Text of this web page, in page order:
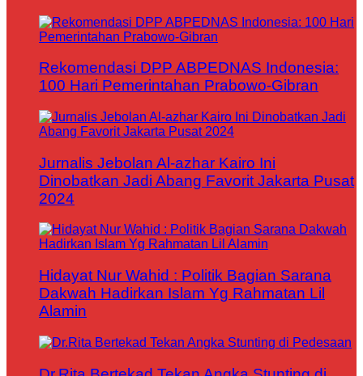
Rekomendasi DPP ABPEDNAS Indonesia:
100 Hari Pemerintahan Prabowo-Gibran
Jurnalis Jebolan Al-azhar Kairo Ini
Dinobatkan Jadi Abang Favorit Jakarta Pusat
2024
Hidayat Nur Wahid : Politik Bagian Sarana
Dakwah Hadirkan Islam Yg Rahmatan Lil
Alamin